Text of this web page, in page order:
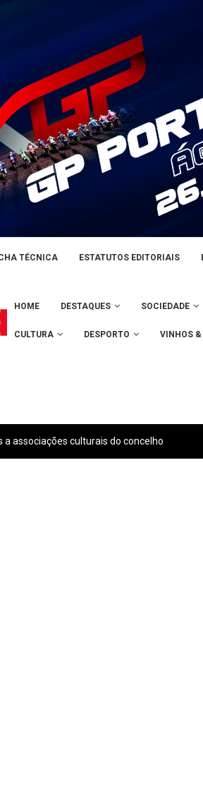
TÉCNICA ESTATUTOS EDITORIAIS
HOME DESTAQUES SOCIEDADE
CULTURA DESPORTO VINHOS &
associações culturais do concelho